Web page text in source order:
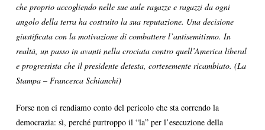
che proprio accogliendo nelle sue aule ragazze e ragazzi da ogni
angolo della terra ha costruito la sua reputazione. Una decisione
giustificata con la motivazione di combattere l’antisemitismo. In
realtà, un passo in avanti nella crociata contro quell’America liberal
e progressista che il presidente detesta, cortesemente ricambiato. (La
Stampa – Francesca Schianchi)
Forse non ci rendiamo conto del pericolo che sta correndo la
democrazia: sì, perché purtroppo il “la” per l’esecuzione della